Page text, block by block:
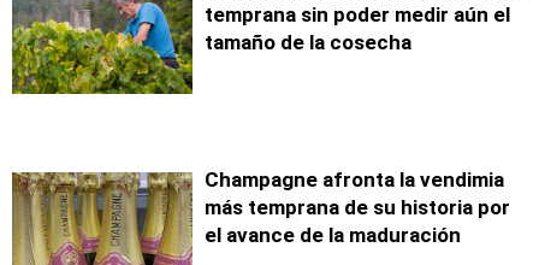
temprana sin poder medir aún el
tamaño de la cosecha
Champagne afronta la vendimia
más temprana de su historia por
el avance de la maduración